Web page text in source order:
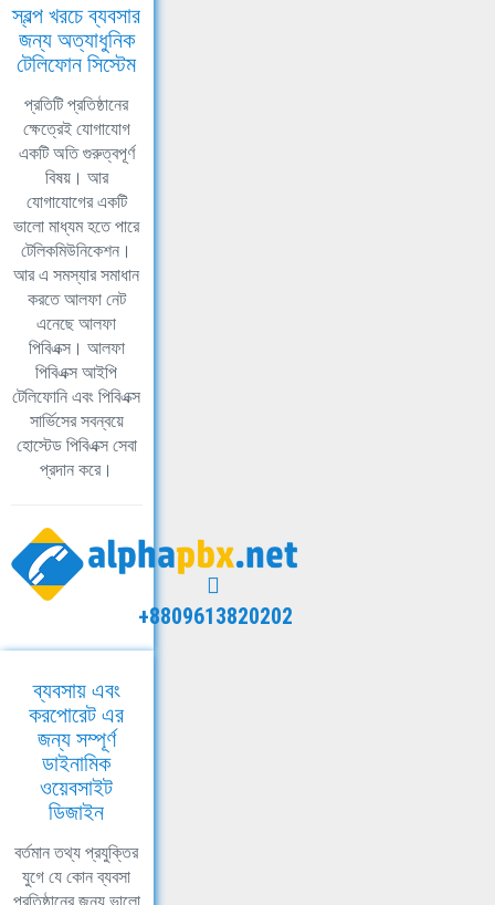
স্বল্প খরচে ব্যবসার
জন্য অত্যাধুনিক
টেলিফোন সিস্টেম
প্রতিটি প্রতিষ্ঠানের
ক্ষেত্রেই যোগাযোগ
একটি অতি গুরুত্বপূর্ণ
বিষয়। আর
যোগাযোগের একটি
ভালো মাধ্যম হতে পারে
টেলিকমিউনিকেশন।
আর এ সমস্যার সমাধান
করতে আলফা নেট
এনেছে আলফা
পিবিএক্স। আলফা
পিবিএক্স আইপি
টেলিফোনি এবং পিবিএক্স
সার্ভিসের সবন্বয়ে
হোস্টেড পিবিএক্স সেবা
প্রদান করে।
+8809613820202
ব্যবসায় এবং
করপোরেট এর
জন্য সম্পূর্ণ
ডাইনামিক
ওয়েবসাইট
ডিজাইন
বর্তমান তথ্য প্রযুক্তির
যুগে যে কোন ব্যবসা